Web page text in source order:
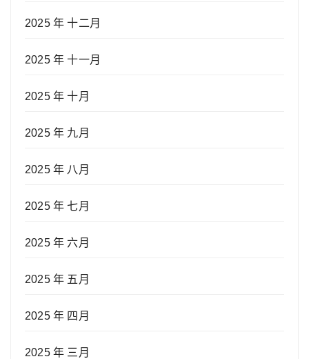
2025 年 十二月
2025 年 十一月
2025 年 十月
2025 年 九月
2025 年 八月
2025 年 七月
2025 年 六月
2025 年 五月
2025 年 四月
2025 年 三月